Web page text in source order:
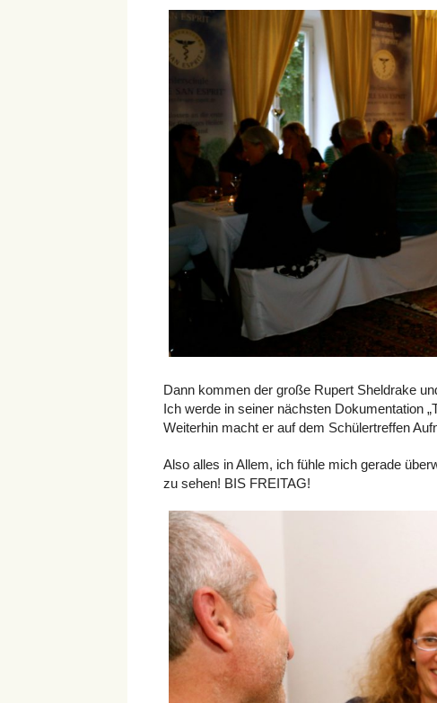
Dann kommen der große Rupert Sheldrake
Ich werde in seiner nächsten Dokumentation
Weiterhin macht er auf dem Schülertreffen
Also alles in Allem, ich fühle mich gerade
zu sehen! BIS FREITAG!